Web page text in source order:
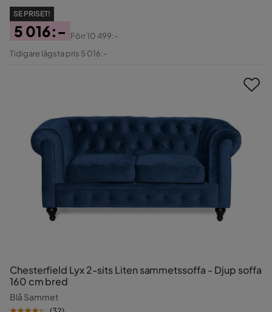
SE PRISET!
Pris
5 016:-
Original
Förr10 499:-
Tidigare lägsta pris 5 016:-
Chesterfield Lyx 2-sits Liten sammetssoffa - Djup soffa
160 cm bred
Blå Sammet